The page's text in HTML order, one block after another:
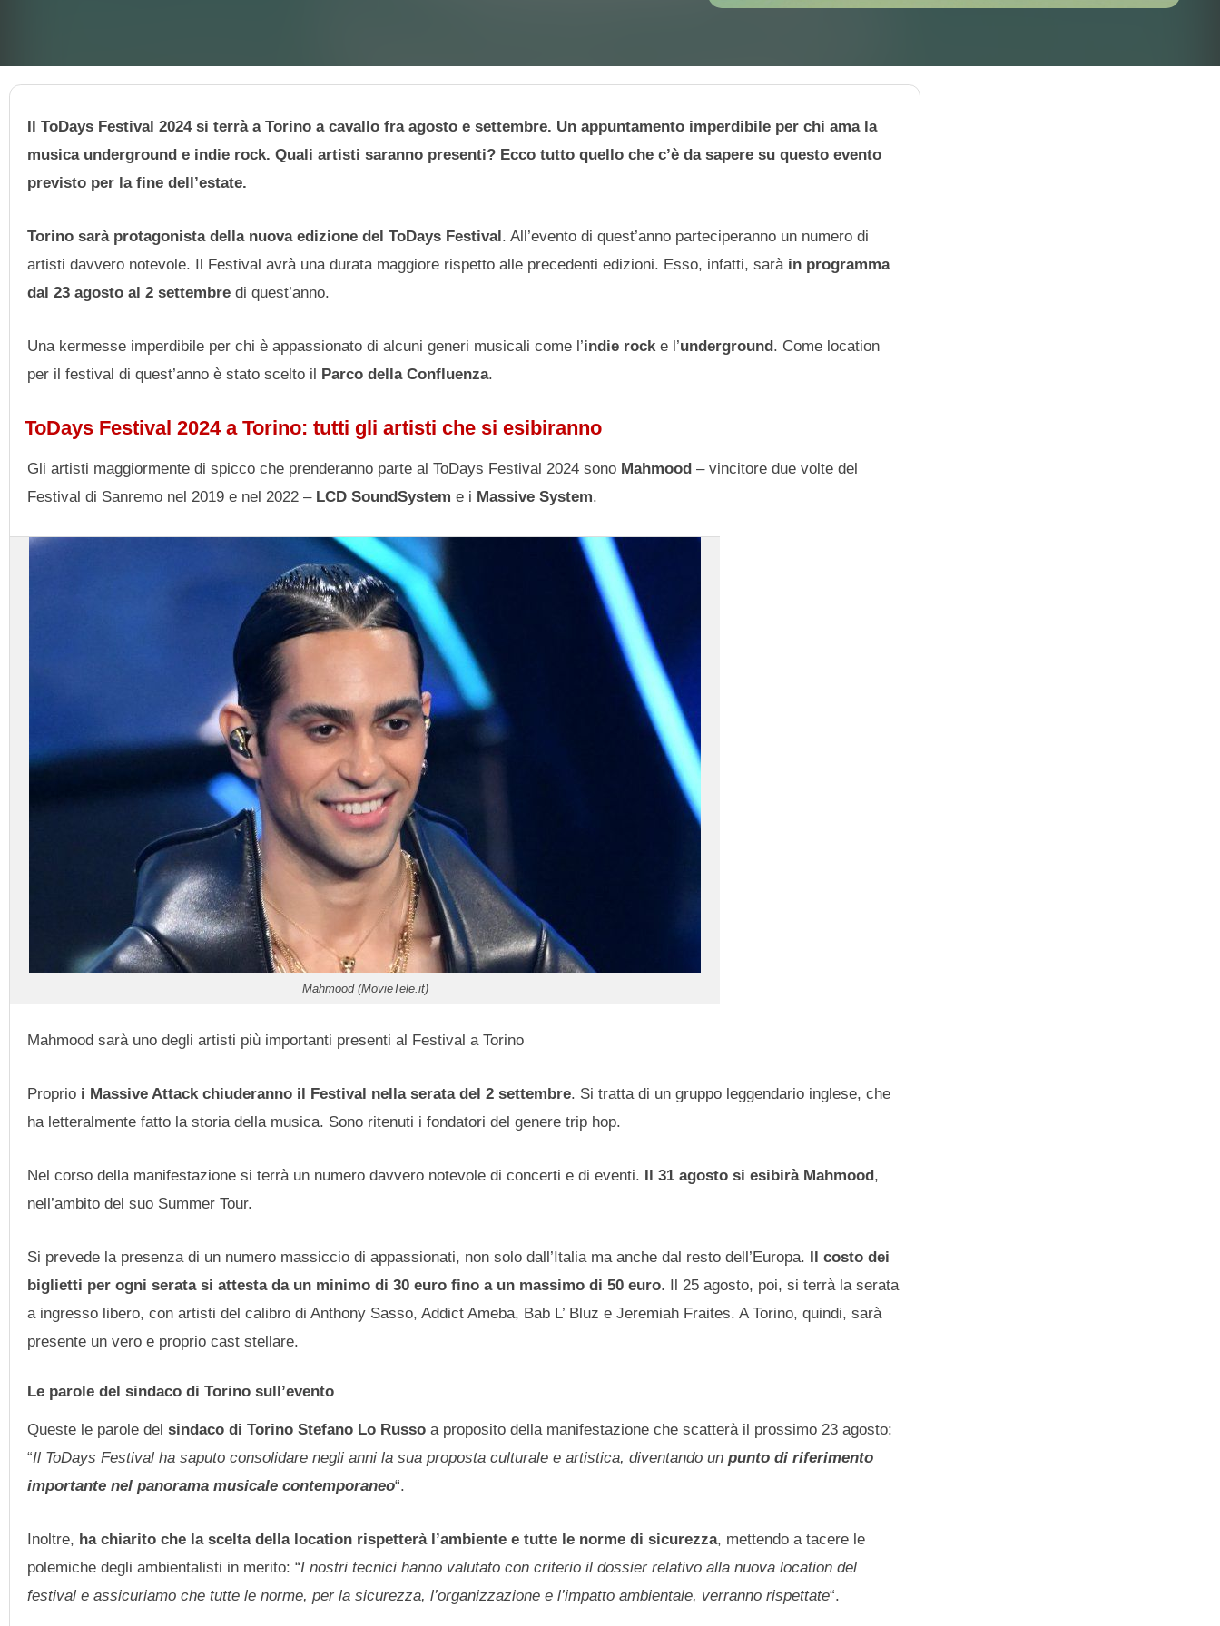
Il ToDays Festival 2024 si terrà a Torino a cavallo fra agosto e settembre. Un appuntamento imperdibile per chi ama la
musica underground e indie rock. Quali artisti saranno presenti? Ecco tutto quello che c’è da sapere su questo evento
previsto per la fine dell’estate.
Torino sarà protagonista della nuova edizione del ToDays Festival. All’evento di quest’anno parteciperanno un numero di
artisti davvero notevole. Il Festival avrà una durata maggiore rispetto alle precedenti edizioni. Esso, infatti, sarà in programma
dal 23 agosto al 2 settembre di quest’anno.
Una kermesse imperdibile per chi è appassionato di alcuni generi musicali come l’indie rocke l’underground. Come location
per il festival di quest’anno è stato scelto il Parco della Confluenza.
ToDays Festival 2024 a Torino: tutti gli artisti che si esibiranno
Gli artisti maggiormente di spicco che prenderanno parte al ToDays Festival 2024 sono Mahmood – vincitore due volte del
Festival di Sanremo nel 2019 e nel 2022 – LCD SoundSystem e i Massive System.
Mahmood (MovieTele.it)
Mahmood sarà uno degli artisti più importanti presenti al Festival a Torino
Proprio i Massive Attack chiuderanno il Festival nella serata del 2 settembre. Si tratta di un gruppo leggendario inglese, che
ha letteralmente fatto la storia della musica. Sono ritenuti i fondatori del genere trip hop.
Nel corso della manifestazione si terrà un numero davvero notevole di concerti e di eventi. Il 31 agosto si esibirà Mahmood,
nell’ambito del suo Summer Tour.
Si prevede la presenza di un numero massiccio di appassionati, non solo dall’Italia ma anche dal resto dell’Europa. Il costo dei
biglietti per ogni serata si attesta da un minimo di 30 euro fino a un massimo di 50 euro. Il 25 agosto, poi, si terrà la serata
a ingresso libero, con artisti del calibro di Anthony Sasso, Addict Ameba, Bab L’ Bluz e Jeremiah Fraites. A Torino, quindi, sarà
presente un vero e proprio cast stellare.
Le parole del sindaco di Torino sull’evento
Queste le parole delsindaco di Torino Stefano Lo Russo a proposito della manifestazione che scatterà il prossimo 23 agosto:
“Il ToDays Festival ha saputo consolidare negli anni la sua proposta culturale e artistica, diventando unpunto di riferimento
importante nel panorama musicale contemporaneo“.
Inoltre, ha chiarito che la scelta della location rispetterà l’ambiente e tutte le norme di sicurezza, mettendo a tacere le
polemiche degli ambientalisti in merito: “I nostri tecnici hanno valutato con criterio il dossier relativo alla nuova location del
festival e assicuriamo che tutte le norme, per la sicurezza, l’organizzazione e l’impatto ambientale, verranno rispettate“.